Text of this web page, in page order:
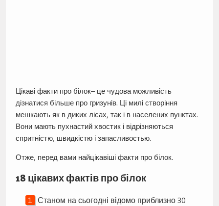
Цікаві факти про білок– це чудова можливість
дізнатися більше про гризунів. Ці милі створіння
мешкають як в диких лісах, так і в населених пунктах.
Вони мають пухнастий хвостик і відрізняються
спритністю, швидкістю і запасливостью.
Отже, перед вами найцікавіші факти про білок.
18 цікавих фактів про білок
Станом на сьогодні відомо приблизно 30